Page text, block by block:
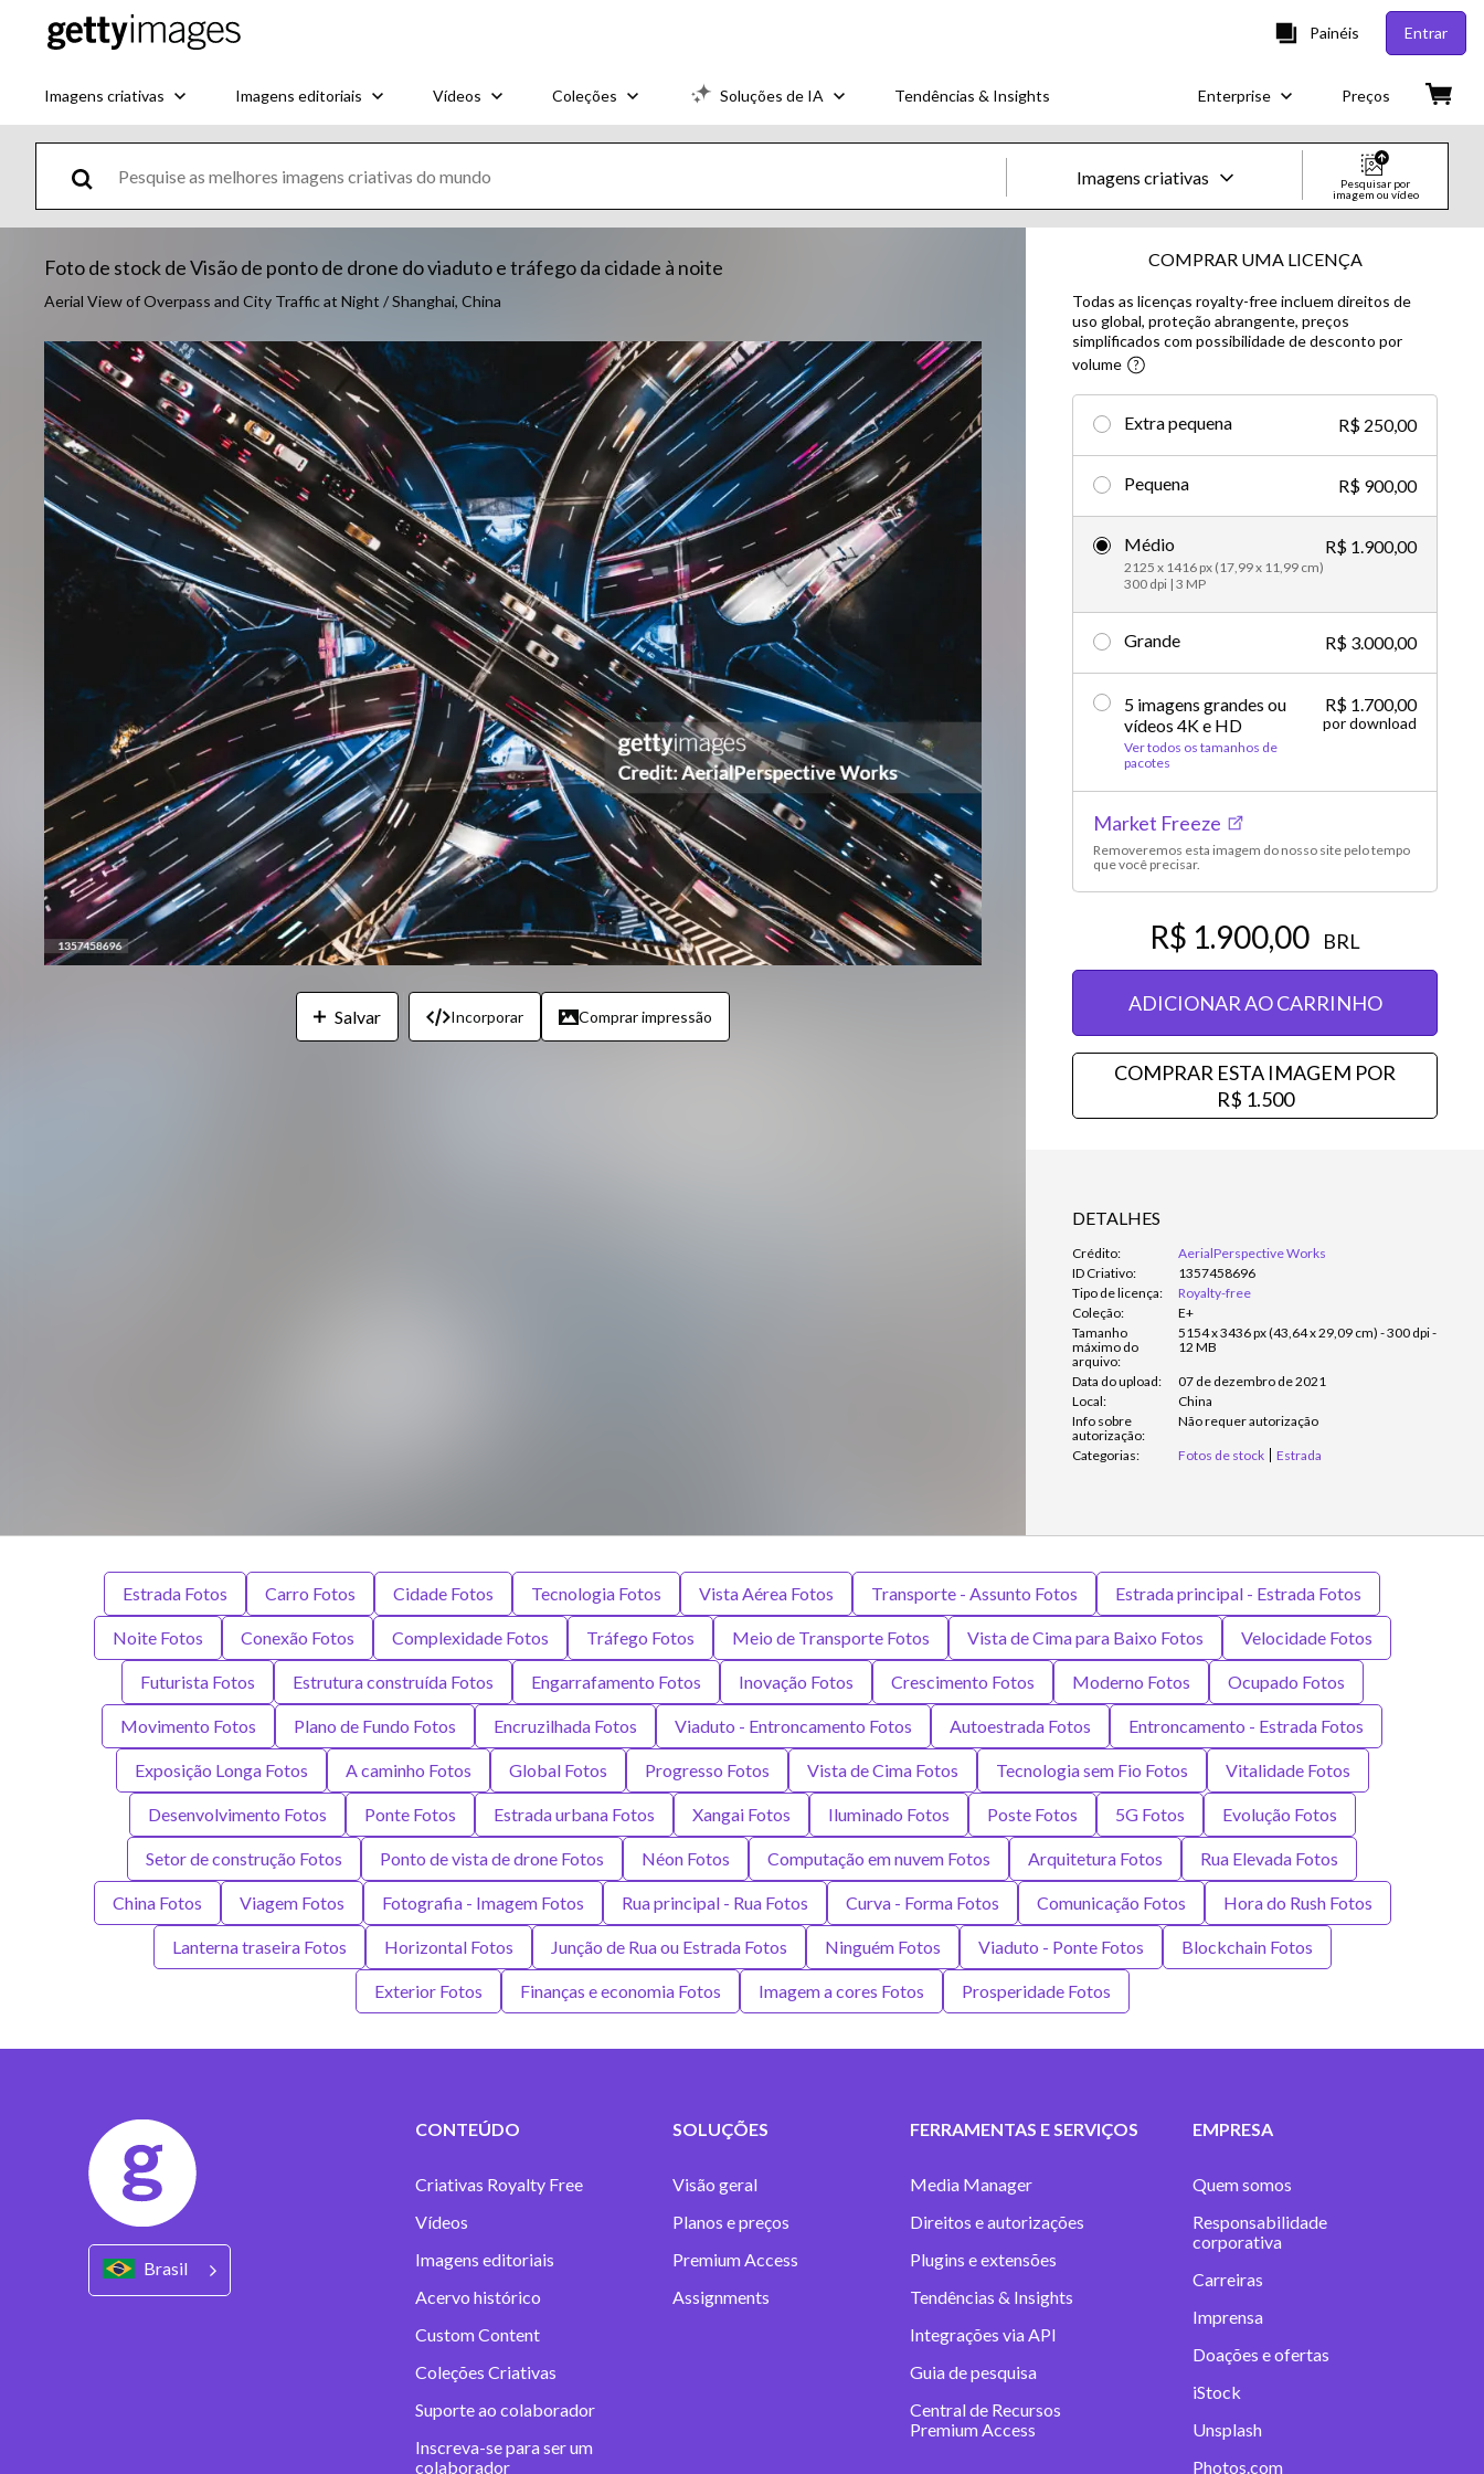
Painéis Entrar
Imagens criativas Imagens editoriais Vídeos Coleções Soluções de IA Tendências & Insights Enterprise Preços
Imagens criativas
Imagens
Imagens criativas
Vídeos criativos
Vídeos editoriais
Pesquisar por
imagem ou vídeo
Foto de stock de Visão de ponto de drone do viaduto e tráfego da cidade à noite
Aerial View of Overpass and City Traffic at Night / Shanghai, China
Salvar Incorporar Comprar impressão
COMPRAR UMA LICENÇA
Todas as licenças royalty-free incluem direitos de
uso global, proteção abrangente, preços
simplificados com possibilidade de desconto por
volume​
Extra pequena R$ 250,00
Pequena R$ 900,00
Médio
2125 x 1416 px (17,99 x 11,99 cm)
300 dpi | 3 MP
R$ 1.900,00
Grande R$ 3.000,00
5 imagens grandes ou
vídeos 4K e HD
Ver todos os tamanhos de
pacotes
R$ 1.700,00
por download
Market Freeze
Removeremos esta imagem do nosso site pelo tempo
que você precisar.
R$ 1.900,00 BRL
ADICIONAR AO CARRINHO
COMPRAR ESTA IMAGEM POR
R$ 1.500
DETALHES
Crédito:
AerialPerspective Works
ID Criativo:
1357458696
Tipo de licença:
Royalty-free
Coleção:
E+
Tamanho
máximo do
arquivo:
5154 x 3436 px (43,64 x 29,09 cm) - 300 dpi -
12 MB
Data do upload:
07 de dezembro de 2021
Local:
China
Info sobre
autorização:
Não requer autorização
Categorias: Fotos de stock Estrada
Estrada Fotos Carro Fotos Cidade Fotos Tecnologia Fotos Vista Aérea Fotos Transporte - Assunto Fotos Estrada principal - Estrada Fotos
Noite Fotos Conexão Fotos Complexidade Fotos Tráfego Fotos Meio de Transporte Fotos Vista de Cima para Baixo Fotos Velocidade Fotos
Futurista Fotos Estrutura construída Fotos Engarrafamento Fotos Inovação Fotos Crescimento Fotos Moderno Fotos Ocupado Fotos
Movimento Fotos Plano de Fundo Fotos Encruzilhada Fotos Viaduto - Entroncamento Fotos Autoestrada Fotos Entroncamento - Estrada Fotos
Exposição Longa Fotos A caminho Fotos Global Fotos Progresso Fotos Vista de Cima Fotos Tecnologia sem Fio Fotos Vitalidade Fotos
Desenvolvimento Fotos Ponte Fotos Estrada urbana Fotos Xangai Fotos Iluminado Fotos Poste Fotos 5G Fotos Evolução Fotos
Setor de construção Fotos Ponto de vista de drone Fotos Néon Fotos Computação em nuvem Fotos Arquitetura Fotos Rua Elevada Fotos
China Fotos Viagem Fotos Fotografia - Imagem Fotos Rua principal - Rua Fotos Curva - Forma Fotos Comunicação Fotos Hora do Rush Fotos
Lanterna traseira Fotos Horizontal Fotos Junção de Rua ou Estrada Fotos Ninguém Fotos Viaduto - Ponte Fotos Blockchain Fotos
Exterior Fotos Finanças e economia Fotos Imagem a cores Fotos Prosperidade Fotos
Brasil
CONTEÚDO
Criativas Royalty Free
Vídeos
Imagens editoriais
Acervo histórico
Custom Content
Coleções Criativas
Suporte ao colaborador
Inscreva-se para ser um
colaborador
SOLUÇÕES
Visão geral
Planos e preços
Premium Access
Assignments
FERRAMENTAS E SERVIÇOS
Media Manager
Direitos e autorizações
Plugins e extensões
Tendências & Insights
Integrações via API
Guia de pesquisa
Central de Recursos
Premium Access
EMPRESA
Quem somos
Responsabilidade
corporativa
Carreiras
Imprensa
Doações e ofertas
iStock
Unsplash
Photos.com